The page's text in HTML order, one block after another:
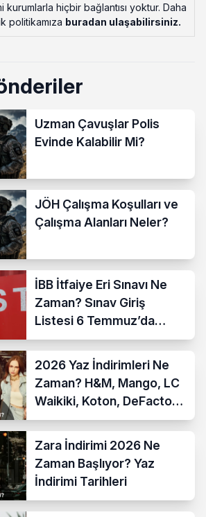
hiçbir bağlantısı yoktur. Daha
politikamıza buradan ulaşabilirsiniz.
Uzman Çavuşlar Polis
Evinde Kalabilir Mi?
JÖH Çalışma Koşulları ve
Çalışma Alanları Neler?
İBB İtfaiye Eri Sınavı Ne
Zaman? Sınav Giriş
Listesi 6 Temmuz’da
Açıklanıyor
2026 Yaz İndirimleri Ne
Zaman? H&M, Mango, LC
Waikiki, Koton, DeFacto
İndirim Tarihleri
Zara İndirimi 2026 Ne
Zaman Başlıyor? Yaz
İndirimi Tarihleri